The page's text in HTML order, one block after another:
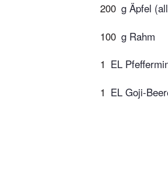
200 g Äpfel
100 g Rahm
1 EL
1 EL Goji-